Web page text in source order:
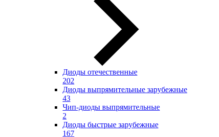
Диоды отечественные
202
Диоды выпрямительные зарубежные
43
Чип-диоды выпрямительные
2
Диоды быстрые зарубежные
167